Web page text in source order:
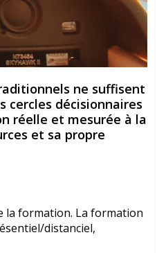
ne suffisent
cercles décisionnaires
réelle et mesurée à la
et sa propre
la formation. La formation
distanciel,